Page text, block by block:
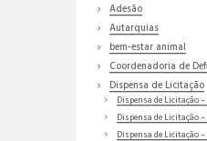
Adesão
Autarquias
bem-estar animal
Coordenadoria de
Dispensa de Licitação
Dispensa de Licitação
Dispensa de Licitação –
Dispensa de Licitação